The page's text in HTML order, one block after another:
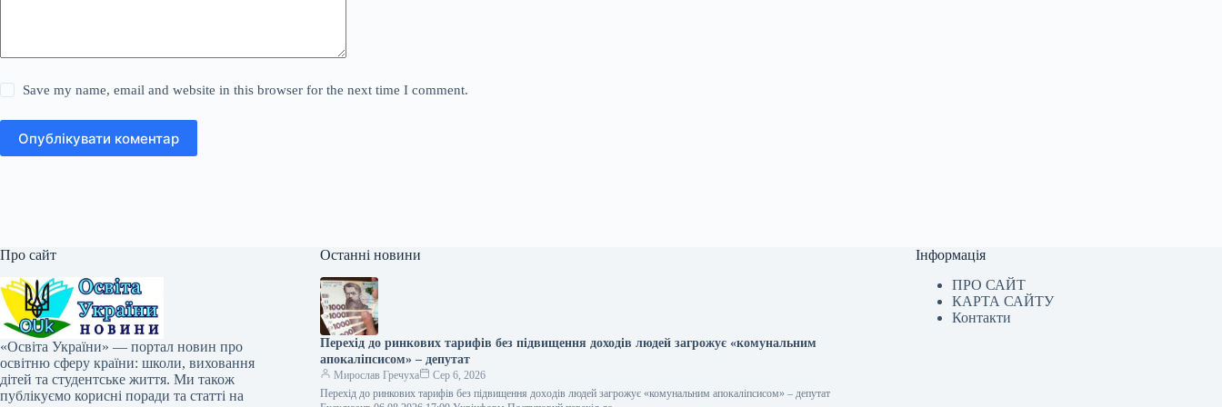
Save my name, email and website in this browser for the next time I comment.
Опублікувати коментар
Про сайт
«Освіта України» — портал новин про
освітню сферу країни: школи, виховання
дітей та студентське життя. Ми також
публікуємо корисні поради та статті на
Останні новини
Перехід до ринкових тарифів без підвищення доходів людей загрожує «комунальним
апокаліпсисом» – депутат
Мирослав Гречуха
Сер 6, 2026
Перехід до ринкових тарифів без підвищення доходів людей загрожує «комунальним апокаліпсисом» – депутат
Інформація
ПРО САЙТ
КАРТА САЙТУ
Контакти